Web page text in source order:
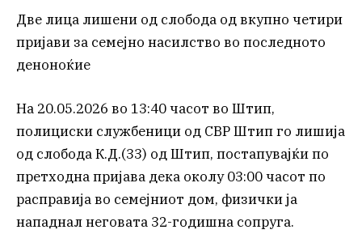
Две лица лишени од слобода од вкупно четири
пријави за семејно насилство во последното
деноноќие
На 20.05.2026 во 13:40 часот во Штип,
полициски службеници од СВР Штип го лишија
од слобода К.Д.(33) од Штип, постапувајќи по
претходна пријава дека околу 03:00 часот по
расправија во семејниот дом, физички ја
нападнал неговата 32-годишна сопруга.